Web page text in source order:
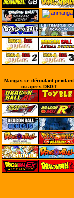
Mangas se déroulant pendant
ou après DBGT